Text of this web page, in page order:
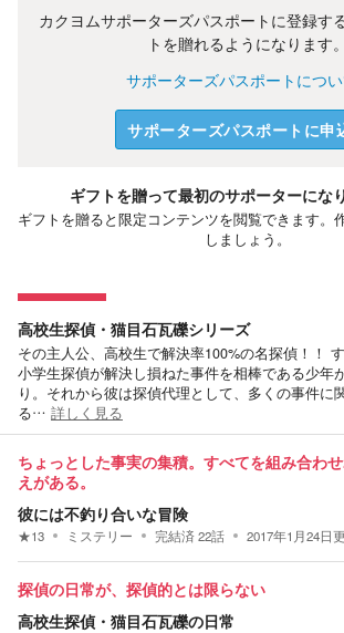
カクヨムサポーターズパスポートに登録す
トを贈れるようになります。
サポーターズパスポートにつ
サポーターズパスポートに申
ギフトを贈って最初のサポーターにな
ギフトを贈ると限定コンテンツを閲覧できます。
しましょう。
高校生探偵・猫目石瓦礫シリーズ
その主人公、高校生で解決率100%の名探偵！！
小学生探偵が解決し損ねた事件を相棒である少年
り。それから彼は探偵代理として、多くの事件に
る… 詳しく見る
ちょっとした事実の集積。すべてを組み合わ
えがある。
彼には不釣り合いな冒険
★13 ミステリー 完結済22話 2017年1月24日
探偵の日常が、探偵的とは限らない
高校生探偵・猫目石瓦礫の日常